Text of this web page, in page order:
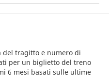
tragitto e numero di
per un biglietto del treno
6 mesi basati sulle ultime